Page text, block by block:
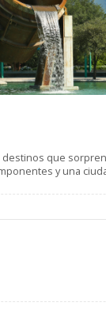
que
y una